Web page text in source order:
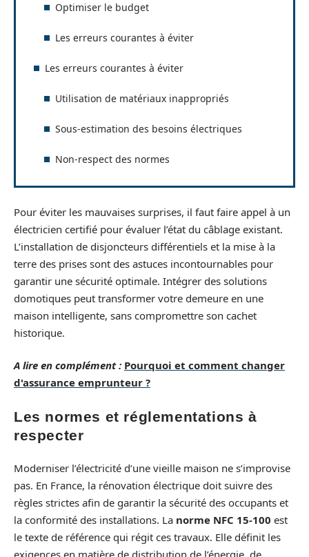
Optimiser le budget
Les erreurs courantes à éviter
Les erreurs courantes à éviter
Utilisation de matériaux inappropriés
Sous-estimation des besoins électriques
Non-respect des normes
Pour éviter les mauvaises surprises, il faut faire appel à un
électricien certifié pour évaluer l’état du câblage existant.
L’installation de disjoncteurs différentiels et la mise à la
terre des prises sont des astuces incontournables pour
garantir une sécurité optimale. Intégrer des solutions
domotiques peut transformer votre demeure en une
maison intelligente, sans compromettre son cachet
historique.
A lire en complément : Pourquoi et comment changer
d'assurance emprunteur ?
Les normes et réglementations à
respecter
Moderniser l’électricité d’une vieille maison ne s’improvise
pas. En France, la rénovation électrique doit suivre des
règles strictes afin de garantir la sécurité des occupants et
la conformité des installations. La norme NFC 15-100 est
le texte de référence qui régit ces travaux. Elle définit les